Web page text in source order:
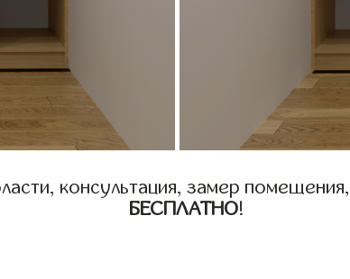
консультация, замер
БЕСПЛАТНО!